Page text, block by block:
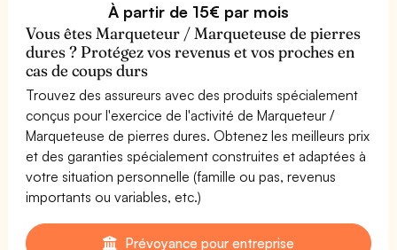
À partir de 15€ par mois
Vous êtes Marqueteur / Marqueteuse de pierres
dures ? Protégez vos revenus et vos proches en
cas de coups durs
Trouvez des assureurs avec des produits spécialement
conçus pour l'exercice de l'activité de Marqueteur /
Marqueteuse de pierres dures. Obtenez les meilleurs prix
et des garanties spécialement construites et adaptées à
votre situation personnelle (famille ou pas, revenus
importants ou variables, etc.)
Prévoyance pour entreprise